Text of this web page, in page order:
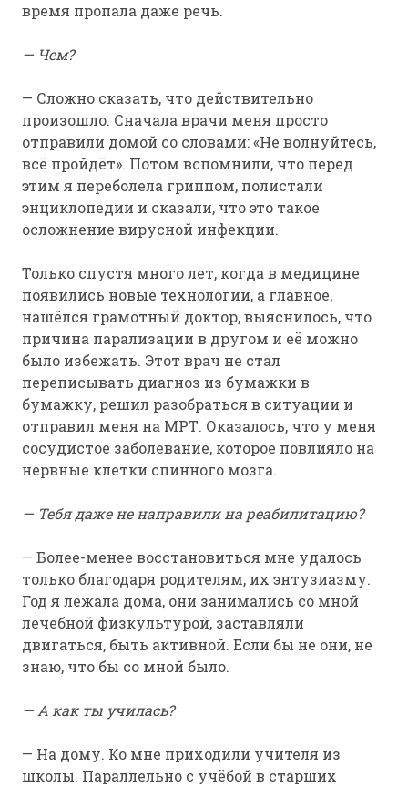
время пропала даже речь.
— Чем?
— Сложно сказать, что действительно
произошло. Сначала врачи меня просто
отправили домой со словами: «Не волнуйтесь,
всё пройдёт». Потом вспомнили, что перед
этим я переболела гриппом, полистали
энциклопедии и сказали, что это такое
осложнение вирусной инфекции.
Только спустя много лет, когда в медицине
появились новые технологии, а главное,
нашёлся грамотный доктор, выяснилось, что
причина парализации в другом и её можно
было избежать. Этот врач не стал
переписывать диагноз из бумажки в
бумажку, решил разобраться в ситуации и
отправил меня на МРТ. Оказалось, что у меня
сосудистое заболевание, которое повлияло на
нервные клетки спинного мозга.
— Тебя даже не направили на реабилитацию?
— Более-менее восстановиться мне удалось
только благодаря родителям, их энтузиазму.
Год я лежала дома, они занимались со мной
лечебной физкультурой, заставляли
двигаться, быть активной. Если бы не они, не
знаю, что бы со мной было.
— А как ты училась?
— На дому. Ко мне приходили учителя из
школы. Параллельно с учёбой в старших